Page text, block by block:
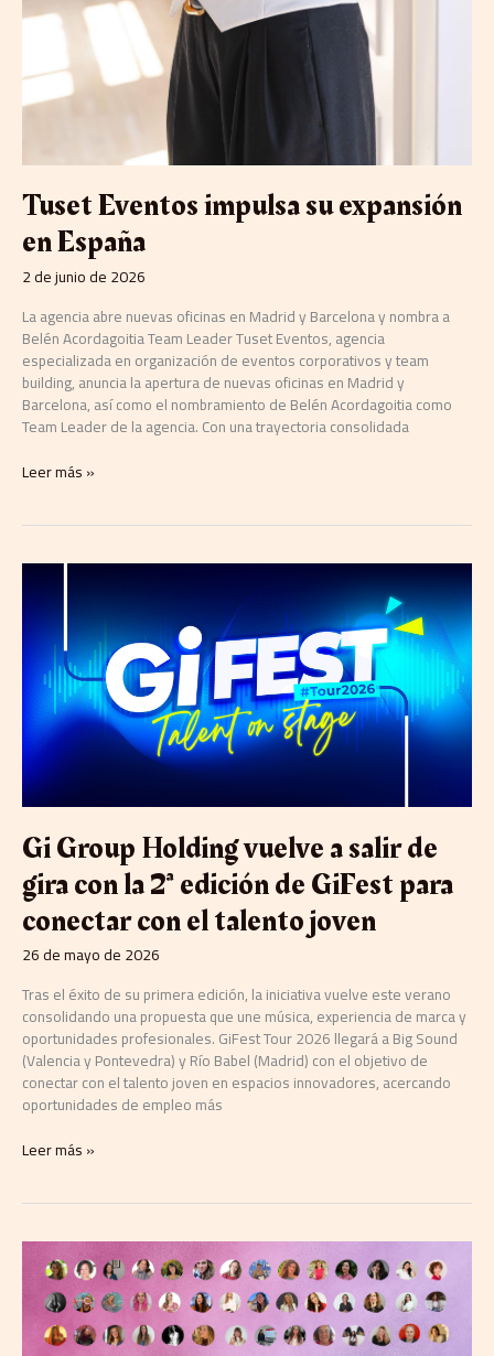
Tuset Eventos impulsa su expansión
en España
2 de junio de 2026
La agencia abre nuevas oficinas en Madrid y Barcelona y nombra a
Belén Acordagoitia Team Leader Tuset Eventos, agencia
especializada en organización de eventos corporativos y team
building, anuncia la apertura de nuevas oficinas en Madrid y
Barcelona, así como el nombramiento de Belén Acordagoitia como
Team Leader de la agencia. Con una trayectoria consolidada
Leer más »
Gi Group Holding vuelve a salir de
gira con la 2ª edición de GiFest para
conectar con el talento joven
26 de mayo de 2026
Tras el éxito de su primera edición, la iniciativa vuelve este verano
consolidando una propuesta que une música, experiencia de marca y
oportunidades profesionales. GiFest Tour 2026 llegará a Big Sound
(Valencia y Pontevedra) y Río Babel (Madrid) con el objetivo de
conectar con el talento joven en espacios innovadores, acercando
oportunidades de empleo más
Gi
Group
Holding
vuelve
a
salir
gira
con
la
2ª
edición
de
GiFest
para
conectar
con
el
joven
Leer más »
Psicorumbo
impulsa
III
edición